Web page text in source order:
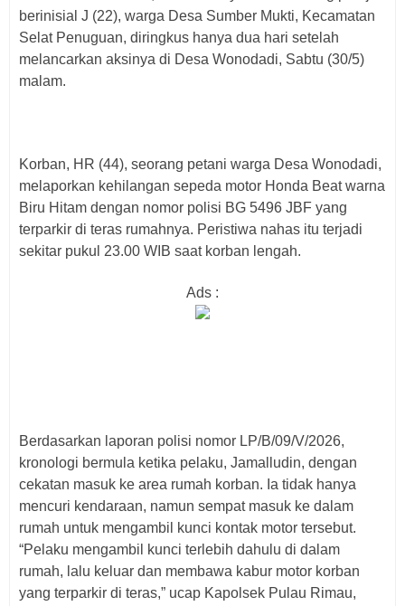
berinisial J (22), warga Desa Sumber Mukti, Kecamatan
Selat Penuguan, diringkus hanya dua hari setelah
melancarkan aksinya di Desa Wonodadi, Sabtu (30/5)
malam.
Korban, HR (44), seorang petani warga Desa Wonodadi,
melaporkan kehilangan sepeda motor Honda Beat warna
Biru Hitam dengan nomor polisi BG 5496 JBF yang
terparkir di teras rumahnya. Peristiwa nahas itu terjadi
sekitar pukul 23.00 WIB saat korban lengah.
Ads :
Berdasarkan laporan polisi nomor LP/B/09/V/2026,
kronologi bermula ketika pelaku, Jamalludin, dengan
cekatan masuk ke area rumah korban. Ia tidak hanya
mencuri kendaraan, namun sempat masuk ke dalam
rumah untuk mengambil kunci kontak motor tersebut.
“Pelaku mengambil kunci terlebih dahulu di dalam
rumah, lalu keluar dan membawa kabur motor korban
yang terparkir di teras,” ucap Kapolsek Pulau Rimau,